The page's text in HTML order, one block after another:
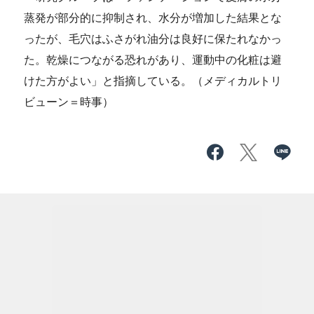
蒸発が部分的に抑制され、水分が増加した結果とな
ったが、毛穴はふさがれ油分は良好に保たれなかっ
た。乾燥につながる恐れがあり、運動中の化粧は避
けた方がよい」と指摘している。（メディカルトリ
ビューン＝時事）